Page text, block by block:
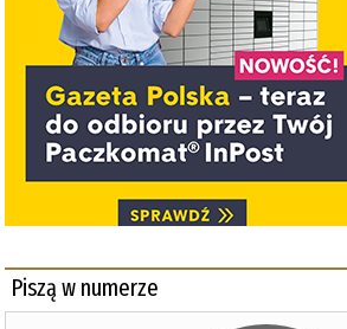
Piszą w numerze